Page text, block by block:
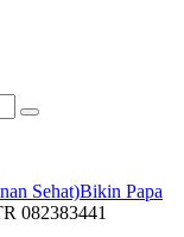
Sehat)Bikin Papa
082383441